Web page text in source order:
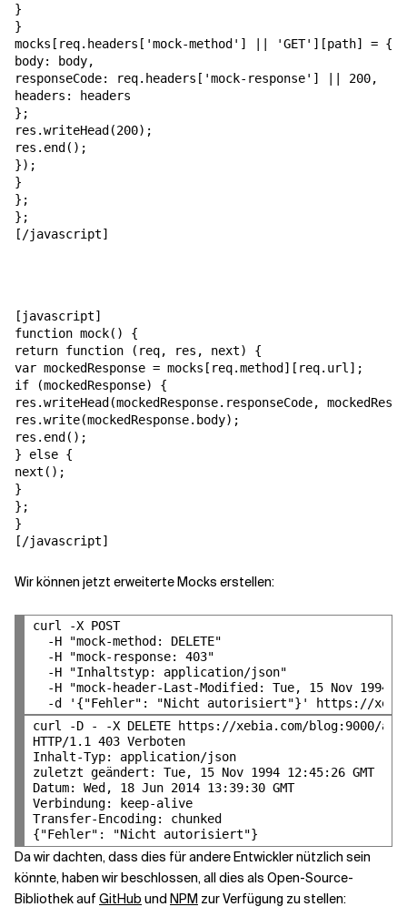
}
}
mocks[req.headers['mock-method'] || 'GET'][path] = {
body: body,
responseCode: req.headers['mock-response'] || 200,
headers: headers
};
res.writeHead(200);
res.end();
});
}
};
};
[/javascript]
[javascript]
function mock() {
return function (req, res, next) {
var mockedResponse = mocks[req.method][req.url];
if (mockedResponse) {
res.writeHead(mockedResponse.responseCode,
res.write(mockedResponse.body);
res.end();
} else {
next();
}
};
}
[/javascript]
Wir können jetzt erweiterte Mocks erstellen:
curl -X POST
  -H "mock-method: DELETE"
  -H "mock-response: 403"
  -H "Inhaltstyp: application/json"
-H "mock-header-Last-Modified: Tue, 15 Nov 1994
curl -D - -X DELETE https://xebia.com/blog:9000/
HTTP/1.1 403 Verboten
Inhalt-Typ: application/json
zuletzt geändert: Tue, 15 Nov 1994 12:45:26 GMT
Datum: Wed, 18 Jun 2014 13:39:30 GMT
Verbindung: keep-alive
Transfer-Encoding: chunked
Da wir dachten, dass dies für andere Entwickler nützlich sein
könnte, haben wir beschlossen, all dies als Open-Source-
Bibliothek auf GitHub und NPM zur Verfügung zu stellen: